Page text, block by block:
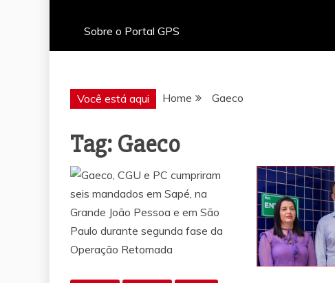
Sobre o Portal GPS
Você está aqui Home Gaeco
Tag: Gaeco